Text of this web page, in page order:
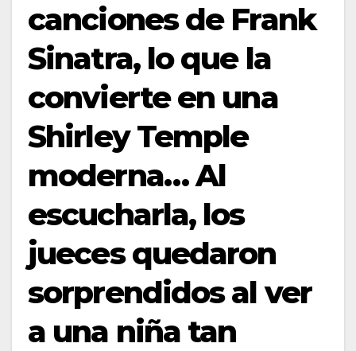
canciones de Frank
Sinatra, lo que la
convierte en una
Shirley Temple
moderna… Al
escucharla, los
jueces quedaron
sorprendidos al ver
a una niña tan